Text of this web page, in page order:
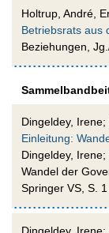
Holtrup, André,
Betriebsrats aus
Beziehungen,
Dingeldey,
Einleitung:
Dingeldey,
Wandel der
Springer VS, S.
Dingeldey,